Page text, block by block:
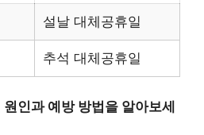
설날 대체공휴일
추석 대체공휴일
인과 예방 방법을 알아보세